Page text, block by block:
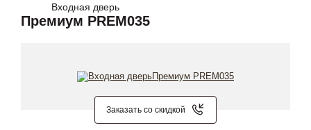
Входная дверь
Премиум PREM035
Заказать со скидкой